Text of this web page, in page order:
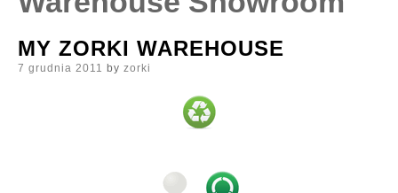
MY ZORKI WAREHOUSE
Posted
7 grudnia 2011 by zorki